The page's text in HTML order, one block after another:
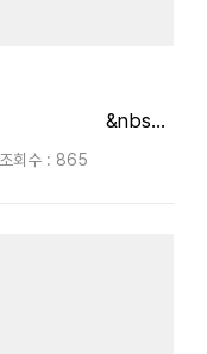
축산시험장 칡소 분양 실시 &nbs...
조회수 : 865